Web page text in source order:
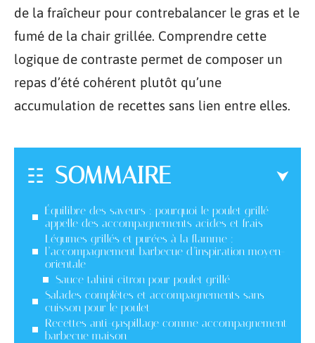
de la fraîcheur pour contrebalancer le gras et le
fumé de la chair grillée. Comprendre cette
logique de contraste permet de composer un
repas d’été cohérent plutôt qu’une
accumulation de recettes sans lien entre elles.
SOMMAIRE
Équilibre des saveurs : pourquoi le poulet grillé
appelle des accompagnements acides et frais
Légumes grillés et purées à la flamme :
l’accompagnement barbecue d’inspiration moyen-
orientale
Sauce tahini citron pour poulet grillé
Salades complètes et accompagnements sans
cuisson pour le poulet
Recettes anti-gaspillage comme accompagnement
barbecue maison